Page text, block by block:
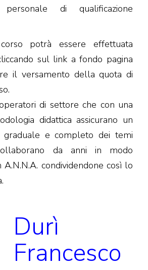
di qualificazione
corso potrà essere effettuata
sul link a fondo pagina
il versamento della quota di
di settore che con una
didattica assicurano un
graduale e completo dei temi
da anni in modo
A.N.N.A. condividendone così lo
Durì
Francesco